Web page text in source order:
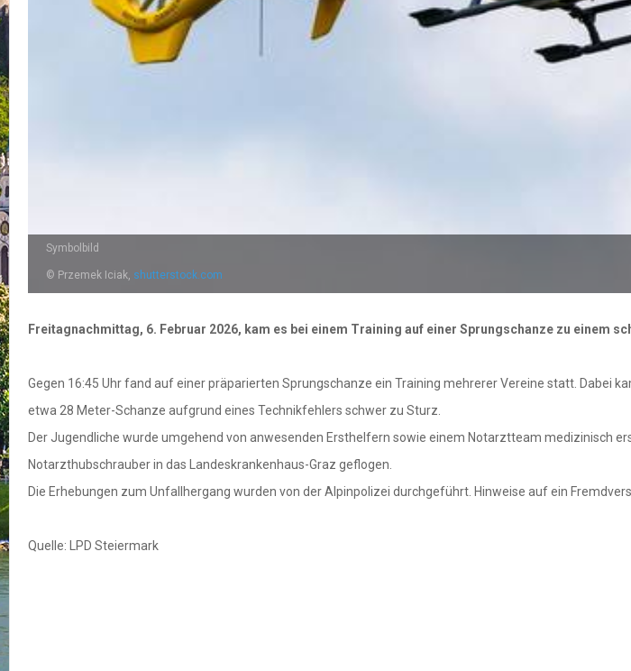
Symbolbild
© Przemek Iciak, shutterstock.com
Freitagnachmittag, 6. Februar 2026, kam es bei einem Training auf einer Sprungschanze zu einem
Gegen 16:45 Uhr fand auf einer präparierten Sprungschanze ein Training mehrerer Vereine statt. Dabei
etwa 28 Meter-Schanze aufgrund eines Technikfehlers schwer zu Sturz.
Der Jugendliche wurde umgehend von anwesenden Ersthelfern sowie einem Notarztteam medizinisch
Notarzthubschrauber in das Landeskrankenhaus-Graz geflogen.
Die Erhebungen zum Unfallhergang wurden von der Alpinpolizei durchgeführt. Hinweise auf ein
Quelle: LPD Steiermark